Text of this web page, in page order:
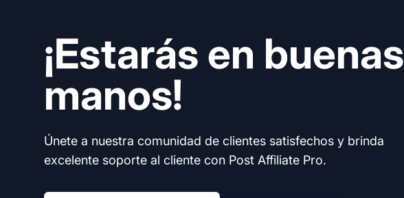
¡Estarás en buenas
manos!
Únete a nuestra comunidad de clientes satisfechos y brinda
excelente soporte al cliente con Post Affiliate Pro.